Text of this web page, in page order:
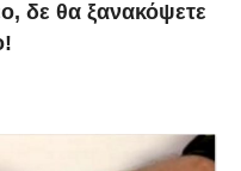
δε θα ξανακόψετε